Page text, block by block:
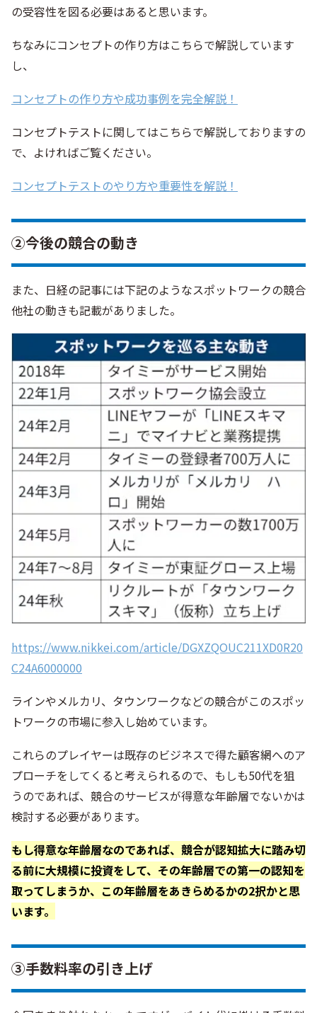
の受容性を図る必要はあると思います。
ちなみにコンセプトの作り方はこちらで解説しています
し、
コンセプトの作り方や成功事例を完全解説！
コンセプトテストに関してはこちらで解説しておりますの
で、よければご覧ください。
コンセプトテストのやり方や重要性を解説！
②今後の競合の動き
また、日経の記事には下記のようなスポットワークの競合
他社の動きも記載がありました。
https://www.nikkei.com/article/DGXZQOUC211XD0R20
C24A6000000
ラインやメルカリ、タウンワークなどの競合がこのスポッ
トワークの市場に参入し始めています。
これらのプレイヤーは既存のビジネスで得た顧客網へのア
プローチをしてくると考えられるので、もしも50代を狙
うのであれば、競合のサービスが得意な年齢層でないかは
検討する必要があります。
もし得意な年齢層なのであれば、競合が認知拡大に踏み切
る前に大規模に投資をして、その年齢層での第一の認知を
取ってしまうか、この年齢層をあきらめるかの2択かと思
います。
③手数料率の引き上げ